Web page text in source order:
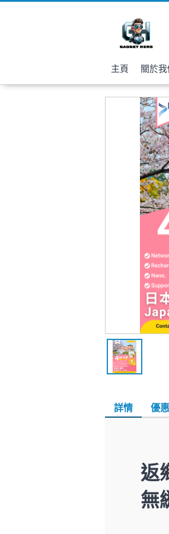
主頁 關於我
詳情 優
返
無